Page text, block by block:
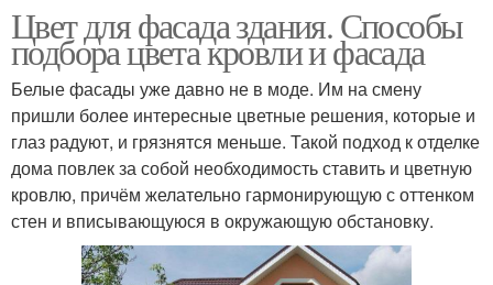
Цвет для фасада здания. Способы
подбора цвета кровли и фасада
Белые фасады уже давно не в моде. Им на смену
пришли более интересные цветные решения, которые и
глаз радуют, и грязнятся меньше. Такой подход к отделке
дома повлек за собой необходимость ставить и цветную
кровлю, причём желательно гармонирующую с оттенком
стен и вписывающуюся в окружающую обстановку.